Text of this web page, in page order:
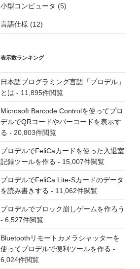
小型コンピュータ (5)
言語仕様 (12)
表示数ランキング
日本語プログラミング言語「プロデル」
とは - 11,895件閲覧
Microsoft Barcode Controlを使ってプロ
デルでQRコードやバーコードを表示す
る - 20,803件閲覧
プロデルでFeliCaカードを使った入退室
記録ツールを作る - 15,007件閲覧
プロデルでFeliCa Lite-Sカードのデータ
を読み書きする - 11,062件閲覧
プロデルでブロック崩しゲームを作ろう
- 6,527件閲覧
Bluetoothリモートカメラシャッターを
使ってプロデルで便利ツールを作る -
6,024件閲覧